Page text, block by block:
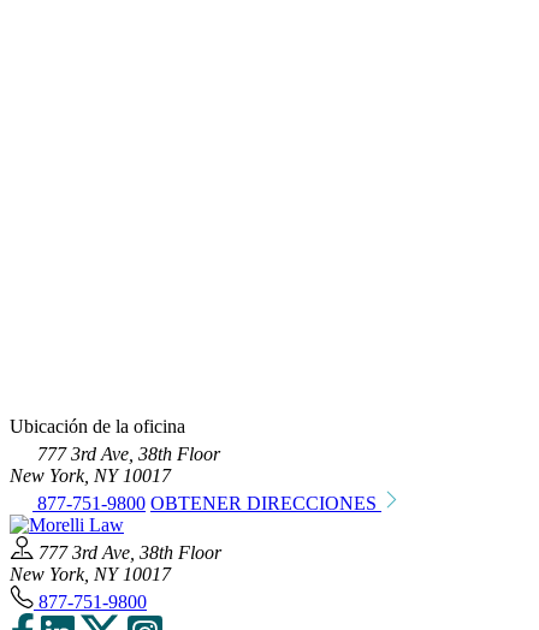
Ubicación de la oficina
777 3rd Ave, 38th Floor
New York, NY 10017
877-751-9800 OBTENER DIRECCIONES
777 3rd Ave, 38th Floor
New York, NY 10017
877-751-9800